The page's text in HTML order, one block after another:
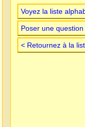
Voyez la liste
Poser une
< Retournez à la